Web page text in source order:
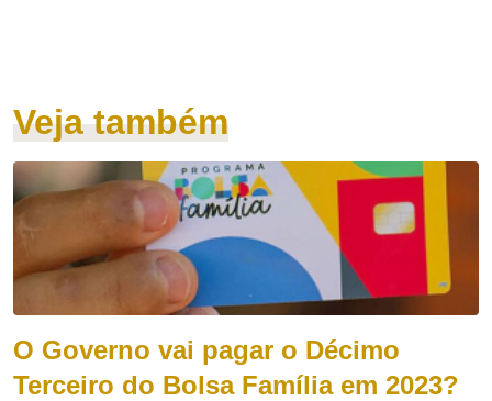
Veja também
O Governo vai pagar o Décimo
Terceiro do Bolsa Família em 2023?